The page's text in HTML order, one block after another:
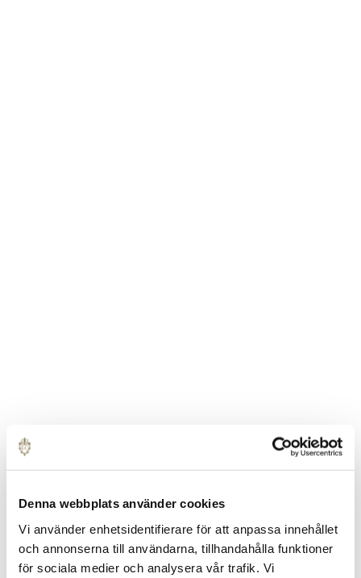
Denna webbplats använder cookies
Vi använder enhetsidentifierare för att anpassa innehållet
och annonserna till användarna, tillhandahålla funktioner
för sociala medier och analysera vår trafik. Vi